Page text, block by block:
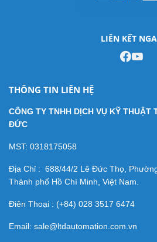
LIÊN KẾT
THÔNG TIN LIÊN HỆ
CÔNG TY TNHH DỊCH VỤ KỸ
ĐỨC
MST: 0318175058
Địa Chỉ : 688/44/2 Lê Đức Thọ,
Thành phố Hồ Chí Minh, Việt Nam.
Điên Thoại : (+84) 028 3517 6474
Email: sale@ltdautomation.com.vn